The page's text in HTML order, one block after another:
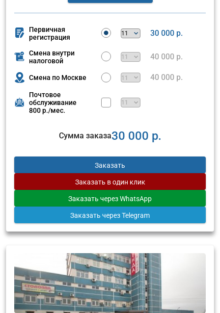
Первичная
регистрация
30 000 р.
Смена внутри
налоговой
40 000 р.
Смена по Москве 40 000 р.
Почтовое
обслуживание
800 р./мес.
Сумма заказа30 000 р.
Заказать
Заказать в один клик
Заказать через WhatsApp
Заказать через Telegram